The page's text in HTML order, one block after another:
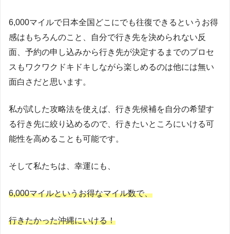
6,000マイルで日本全国どこにでも往復できるというお得
感はもちろんのこと、自分で行き先を決められない反
面、予約の申し込みから行き先が決定するまでのプロセ
スもワクワクドキドキしながら楽しめるのは他には無い
面白さだと思います。
私が試した攻略法を使えば、行き先候補を自分の希望す
る行き先に絞り込めるので、行きたいところにいける可
能性を高めることも可能です。
そして私たちは、幸運にも、
6,000マイルというお得なマイル数で、
行きたかった沖縄にいける！